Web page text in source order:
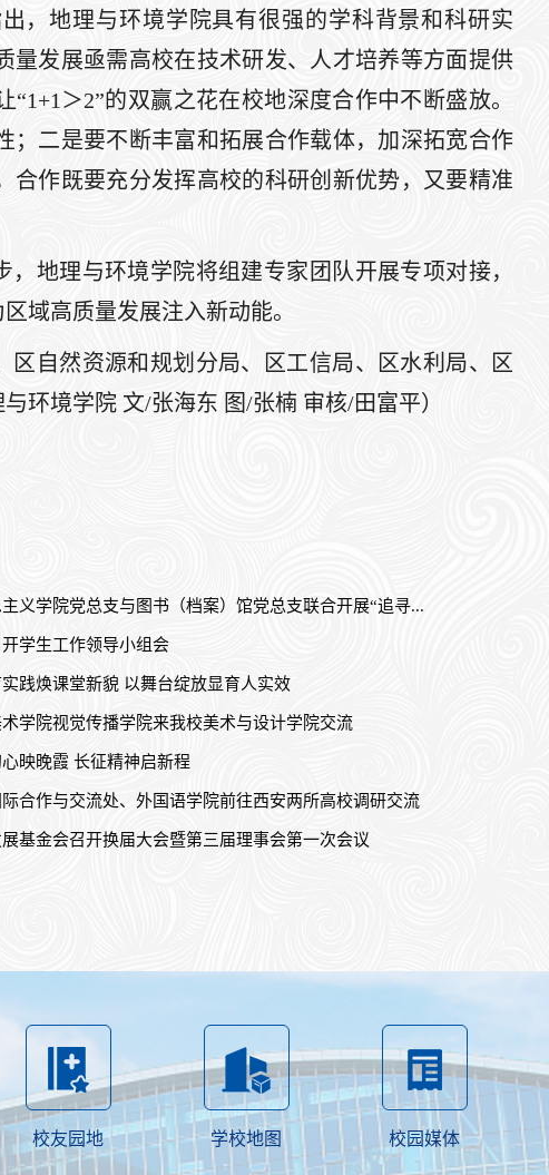
，地理与环境学院具有很强的学科背景和科研实
发展亟需高校在技术研发、人才培养等方面提供
＞2”的双赢之花在校地深度合作中不断盛放。
二是要不断丰富和拓展合作载体，加深拓宽合作
作既要充分发挥高校的科研创新优势，又要精准
地理与环境学院将组建专家团队开展专项对接，
域高质量发展注入新动能。
自然资源和规划分局、区工信局、区水利局、区
环境学院 文/张海东 图/张楠 审核/田富平）
义学院党总支与图书（档案）馆党总支联合开展“追寻...
学生工作领导小组会
践焕课堂新貌 以舞台绽放显育人实效
学院视觉传播学院来我校美术与设计学院交流
映晚霞 长征精神启新程
合作与交流处、外国语学院前往西安两所高校调研交流
基金会召开换届大会暨第三届理事会第一次会议
校友园地 学校地图 校园媒体